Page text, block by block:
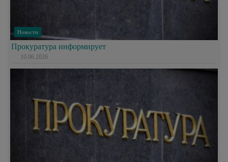
Новости
Прокуратура информирует
10.06.2026